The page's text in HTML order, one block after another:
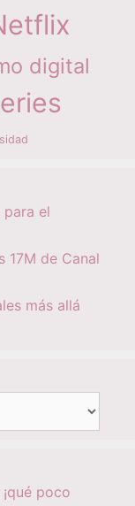
digital
para el
17M de Canal
más allá
poco